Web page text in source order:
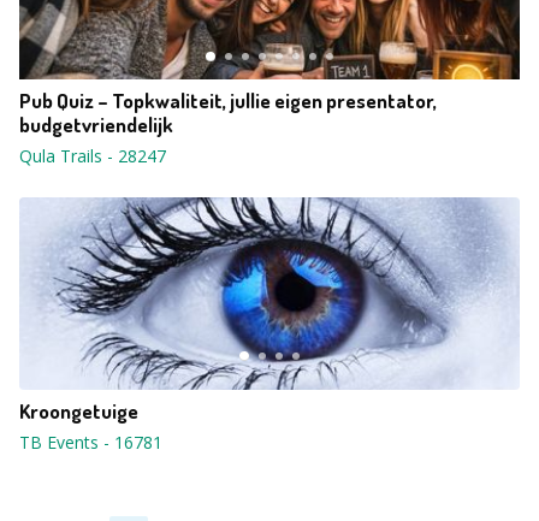
Pub Quiz – Topkwaliteit, jullie eigen presentator,
budgetvriendelijk
Qula Trails - 28247
Kroongetuige
TB Events - 16781